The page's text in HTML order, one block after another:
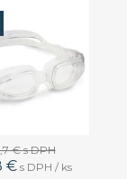
€s DPH
€ s DPH / ks